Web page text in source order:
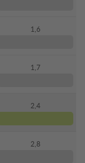
1,6
1,7
2,4
2,8